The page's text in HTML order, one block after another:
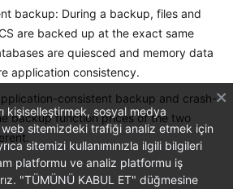
backup: During a backup, files and
are backed up at the exact same
are quiesced and memory data
application consistency.
consistent backup and crash-
backup function prices of the two
kişiselleştirmek, sosyal medya
sitemizdeki trafiği analiz etmek için
sitemizi kullanımınızla ilgili bilgileri
platformu ve analiz platformu iş
"TÜMÜNÜ KABUL ET" düğmesine